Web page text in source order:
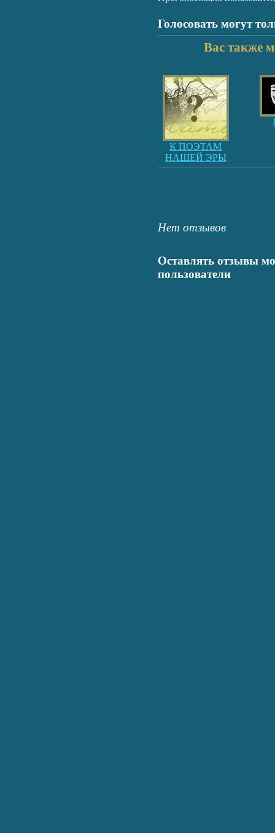
Голосовать могут
Вас также
К ПОЭТАМ
НАШЕЙ ЭРЫ
Нет отзывов
Оставлять отзывы
пользователи